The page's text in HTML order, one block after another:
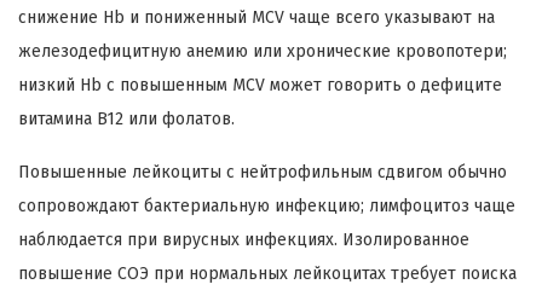
снижение Hb и пониженный MCV чаще всего указывают на
железодефицитную анемию или хронические кровопотери;
низкий Hb с повышенным MCV может говорить о дефиците
витамина B12 или фолатов.
Повышенные лейкоциты с нейтрофильным сдвигом обычно
сопровождают бактериальную инфекцию; лимфоцитоз чаще
наблюдается при вирусных инфекциях. Изолированное
повышение СОЭ при нормальных лейкоцитах требует поиска